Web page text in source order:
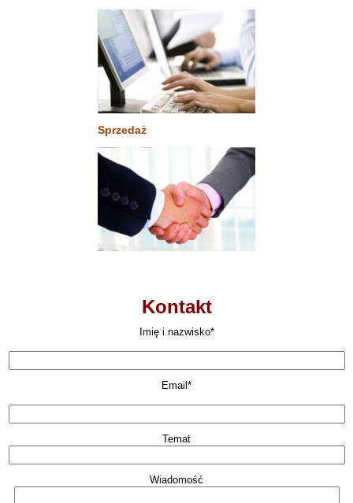
Sprzedaż
Kontakt
Imię i nazwisko*
Email*
Temat
Wiadomość